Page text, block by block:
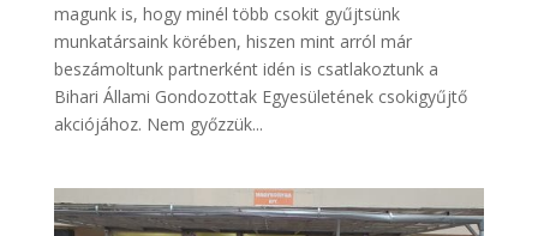
magunk is, hogy minél több csokit gyűjtsünk
munkatársaink körében, hiszen mint arról már
beszámoltunk partnerként idén is csatlakoztunk a
Bihari Állami Gondozottak Egyesületének csokigyűjtő
akciójához. Nem győzzük...